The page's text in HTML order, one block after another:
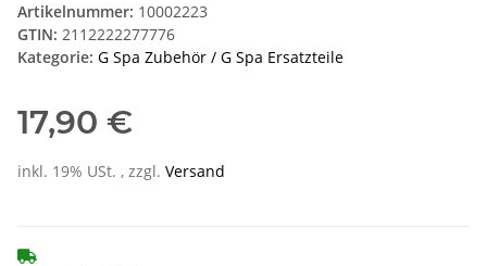
Artikelnummer: 10002223
GTIN: 2112222277776
Kategorie: G Spa Zubehör / G Spa Ersatzteile
17,90 €
inkl. 19% USt. , zzgl. Versand